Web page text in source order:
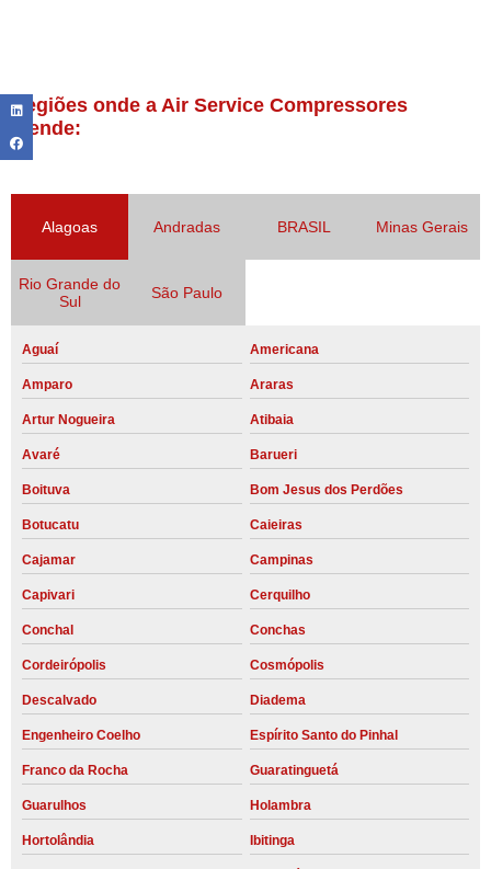
Regiões onde a Air Service Compressores
atende:
Alagoas Andradas BRASIL Minas Gerais
Rio Grande do
Sul
São Paulo
Aguaí Americana
Amparo Araras
Artur Nogueira Atibaia
Avaré Barueri
Boituva Bom Jesus dos Perdões
Botucatu Caieiras
Cajamar Campinas
Capivari Cerquilho
Conchal Conchas
Cordeirópolis Cosmópolis
Descalvado Diadema
Engenheiro Coelho Espírito Santo do Pinhal
Franco da Rocha Guaratinguetá
Guarulhos Holambra
Hortolândia Ibitinga